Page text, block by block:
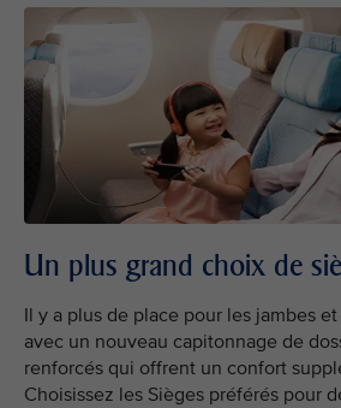
Un plus grand choix de
Il y a plus de place pour les jambes
avec un nouveau capitonnage de
renforcés qui offrent un confort
Choisissez les Sièges préférés pour